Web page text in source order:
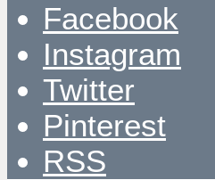
Facebook
Instagram
Twitter
Pinterest
RSS